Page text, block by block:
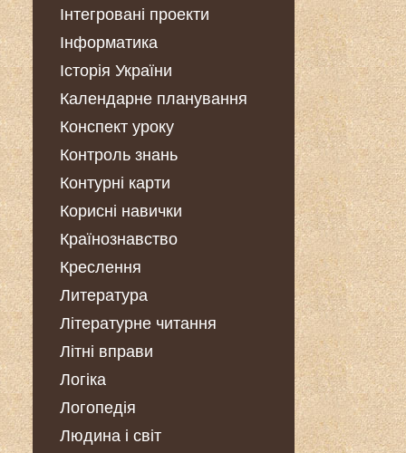
Інтегровані проекти
Інформатика
Історія України
Календарне планування
Конспект уроку
Контроль знань
Контурні карти
Корисні навички
Країнознавство
Креслення
Литература
Літературне читання
Літні вправи
Логіка
Логопедія
Людина і світ